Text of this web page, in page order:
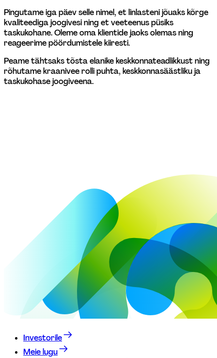
Pingutame iga päev selle nimel, et linlasteni jõuaks kõrge
kvaliteediga joogivesi ning et veeteenus püsiks
taskukohane. Oleme oma klientide jaoks olemas ning
reageerime pöördumistele kiiresti.
Peame tähtsaks tõsta elanike keskkonnateadlikkust ning
rõhutame kraanivee rolli puhta, keskkonna­säästliku ja
taskukohase joogiveena.
Investorile
Meie lugu